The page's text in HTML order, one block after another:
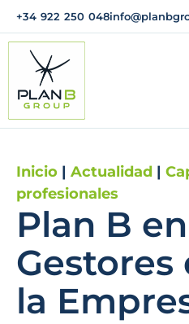
+34 922 250 048
Inicio | Actualidad |
profesionales
Plan B
la